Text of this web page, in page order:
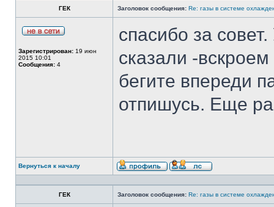
ГЕК Заголовок сообщения: Re: газы в системе
Зарегистрирован: 19 июн
2015 10:01
Сообщения: 4
спасибо за
сказали -
бегите впереди
отпишусь. Еще
Вернуться к началу
ГЕК Заголовок сообщения: Re: газы в системе